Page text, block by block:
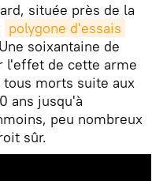
située près de la
polygone d'essais
soixantaine de
l'effet de cette arme
morts suite aux
ans jusqu'à
peu nombreux
sûr.